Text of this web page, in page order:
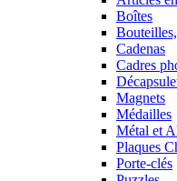
Boîtes
Cadenas
Cadres
Magnets
Médailles
Métal et
Plaques
Porte-clés